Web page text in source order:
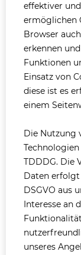
effektiver
ermöglichen
Browser
erkennen
Funktionen
Einsatz von
diese ist es
einem
Die Nutzung
TDDDG. Die
Daten erfolgt
DSGVO aus
Interesse an
unseres